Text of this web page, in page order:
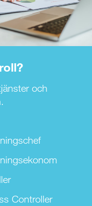
och
Controller